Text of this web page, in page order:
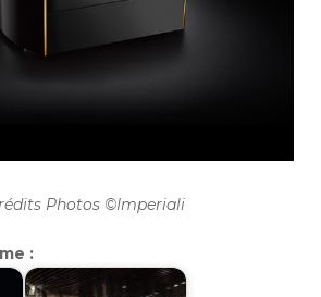
Photos ©Imperiali
: